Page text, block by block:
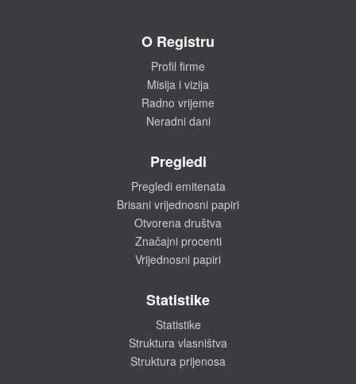
O Registru
Profil firme
Misija i vizija
Radno vrijeme
Neradni dani
Pregledi
Pregledi emitenata
Brisani vrijednosni papiri
Otvorena društva
Značajni procenti
Vrijednosni papiri
Statistike
Statistike
Struktura vlasništva
Struktura prijenosa